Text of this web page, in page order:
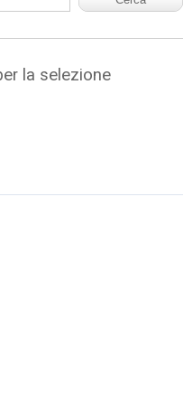
la selezione